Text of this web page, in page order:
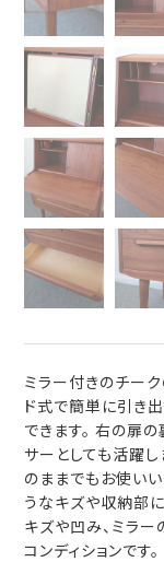
ミラー付きのチー
ド式で簡単に引き
できます。 右の扉
サーとしても活躍し
のままでもお使い
うなキズや収納部
キズや凹み、ミラ
コンディションです。